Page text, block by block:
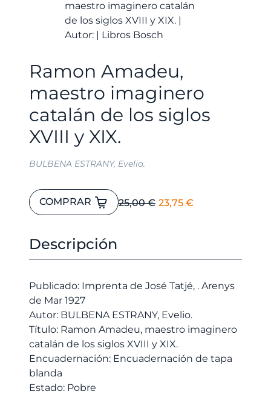
Ramon Amadeu,
maestro imaginero
catalán de los siglos
XVIII y XIX.
BULBENA ESTRANY, Evelio.
25,00€ El
23,75 €
Ramon
Amadeu,
imaginero
los
siglos
XVIII
y
XIX.
cantidad
COMPRAR
Descripción
Publicado: Imprenta de José Tatjé, . Arenys
de Mar 1927
Autor: BULBENA ESTRANY, Evelio.
Título: Ramon Amadeu, maestro imaginero
catalán de los siglos XVIII y XIX.
Encuadernación: Encuadernación de tapa
blanda
Estado: Pobre